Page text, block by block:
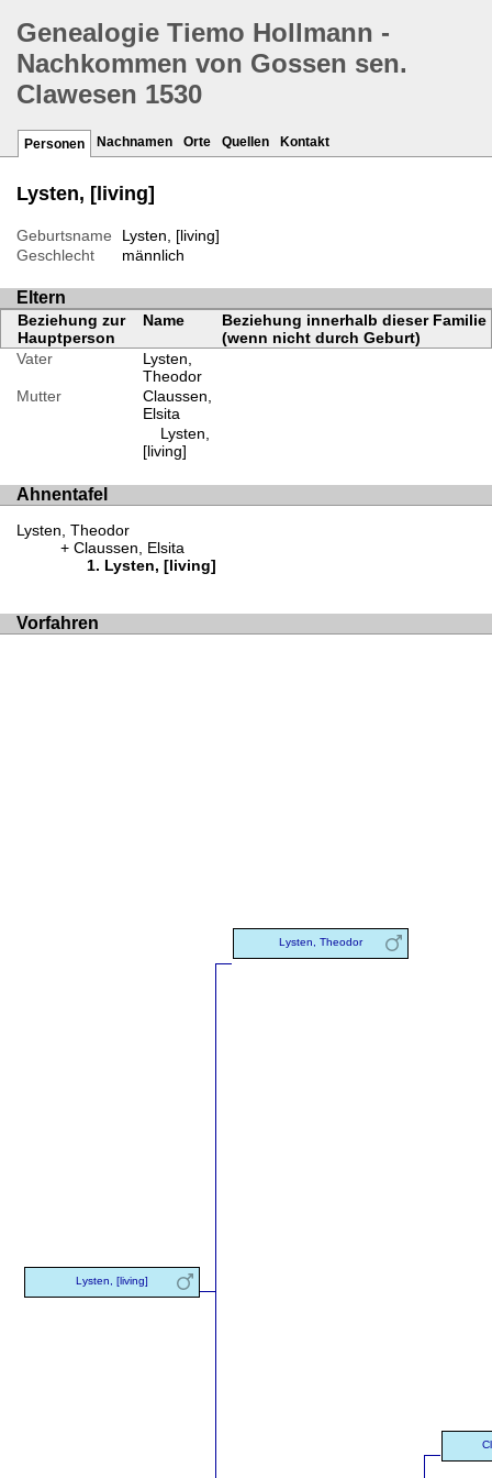
Genealogie Tiemo Hollmann -
Nachkommen von Gossen sen.
Clawesen 1530
Personen Nachnamen Orte Quellen Kontakt
Lysten, [living]
Geburtsname
Lysten, [living]
Geschlecht
männlich
Eltern
Beziehung zur
Hauptperson
Name
Beziehung innerhalb dieser Familie
(wenn nicht durch Geburt)
Vater
Lysten,
Theodor
Mutter
Claussen,
Elsita
Lysten,
[living]
Ahnentafel
Lysten, Theodor
Claussen, Elsita
Lysten, [living]
Vorfahren
Lysten, [living]
Lysten, Theodor